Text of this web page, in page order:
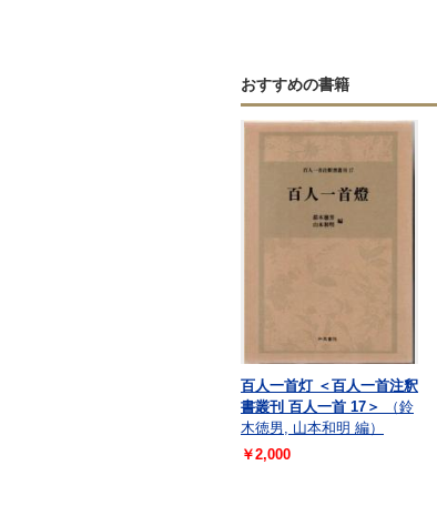
おすすめの書籍
百人一首灯 ＜百人一首注釈
書叢刊 百人一首 17＞
（鈴
木徳男, 山本和明 編）
￥2,000